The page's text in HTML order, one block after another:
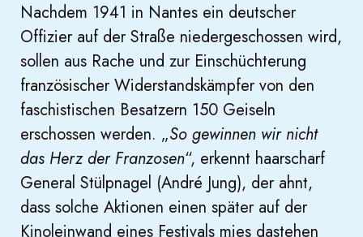
Nachdem 1941 in Nantes ein deutscher
Offizier auf der Straße niedergeschossen wird,
sollen aus Rache und zur Einschüchterung
französischer Widerstandskämpfer von den
faschistischen Besatzern 150 Geiseln
erschossen werden. „So gewinnen wir nicht
das Herz der Franzosen“, erkennt haarscharf
General Stülpnagel (André Jung), der ahnt,
dass solche Aktionen einen später auf der
Kinoleinwand eines Festivals mies dastehen